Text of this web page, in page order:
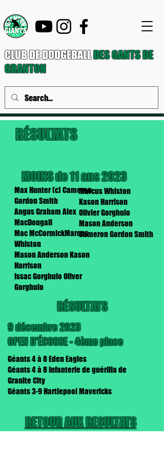
CLUB DE DODGEBALLDES GANTS DE
GRANTON
RÉSULTATS
MOINS de 11 ans 2023
Max Hunter (c) Cameron
Gordon Smith
Angus Graham Alex
MacDougall
Mac McCormickMarcus
Whiston
Mason Anderson Kason
Harrison
Issac Gorghulo Oliver
Gorghulo
Marcus Whiston
Kason Harrison
Olivier Gorghulo
Mason Anderson
Cameron Gordon Smith
RÉSULTATS
9 décembre 2023
OPEN D'ÉCOSSE - 4ème place
Géants 4 à 8 Eden Eagles
Géants 4 à 8 Infanterie de guérilla de
Granite City
Géants 3-9 Hartlepool Mavericks
RETOUR AUX RESULTATS